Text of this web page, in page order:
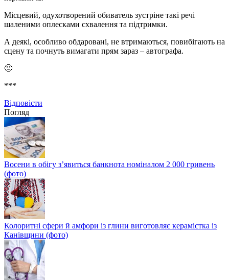
Місцевий, одухотворений обиватель зустріне такі речі
шаленими оплесками схвалення та підтримки.
А деякі, особливо обдаровані, не втримаються, повибігають на
сцену та почнуть вимагати прям зараз – автографа.
🙂
***
Відповіcти
Погляд
Восени в обігу з’явиться банкнота номіналом 2 000 гривень
(фото)
Колоритні сфери й амфори із глини виготовляє керамістка із
Канівщини (фото)